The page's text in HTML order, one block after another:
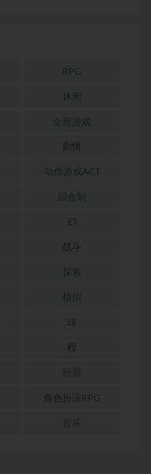
RPG
休闲
全部游戏
剧情
动作游戏ACT
回合制
幻
战斗
探索
模拟
球
程
经营
角色扮演RPG
音乐